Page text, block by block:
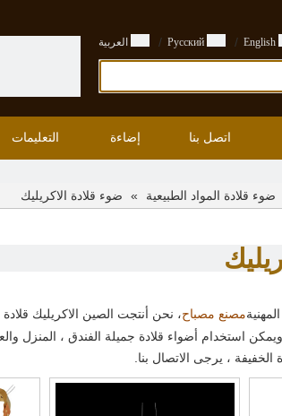
English
/
Pусский
/ العربية
اتصل بنا إضاءة التعليمات
ضوء قلادة المواد الطبيعية » ضوء قلادة الاكريليك
مصنع مصباح، نحن أنتجت الصين الاكريليك
استخدام أضواء قلادة جميلة الفندق ، المنزل
الخفيفة ، يرجى الاتصال بنا.